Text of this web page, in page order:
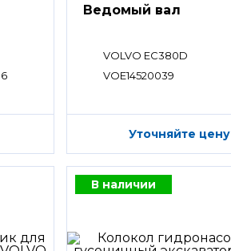
Ведомый вал
VOLVO EC380D
VOE14520039
Уточняйте цену
В наличии